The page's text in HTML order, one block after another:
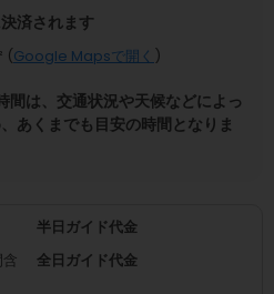
済されます
² (Google Mapsで開く )
は、交通状況や天候などによっ
あくまでも目安の時間となりま
半日ガイド代金
全日ガイド代金